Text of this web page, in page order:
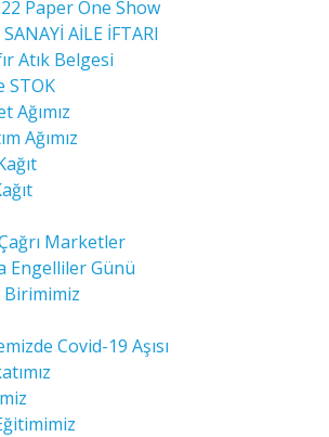
Paper One Show
AİLE İFTARI
Atık Belgesi
STOK
Ağımız
Marketler
Engelliler Günü
Covid-19 Aşısı